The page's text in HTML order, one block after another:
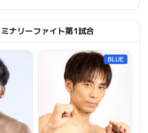
ナリーファイト第1試合
BLUE